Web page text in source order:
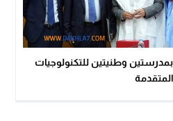
بمدرستين وطنيتين للتكنولوجيات
المتقدمة